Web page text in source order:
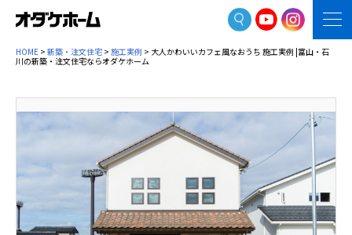
HOME > 新築・注文住宅 > 施工実例 > 大人かわいいカフェ風なおうち 施工実例 |富山・石
川の新築・注文住宅ならオダケホーム